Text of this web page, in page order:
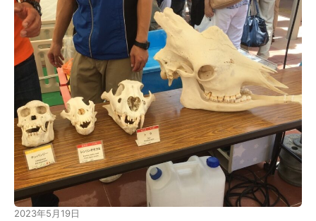
2023年5月19日